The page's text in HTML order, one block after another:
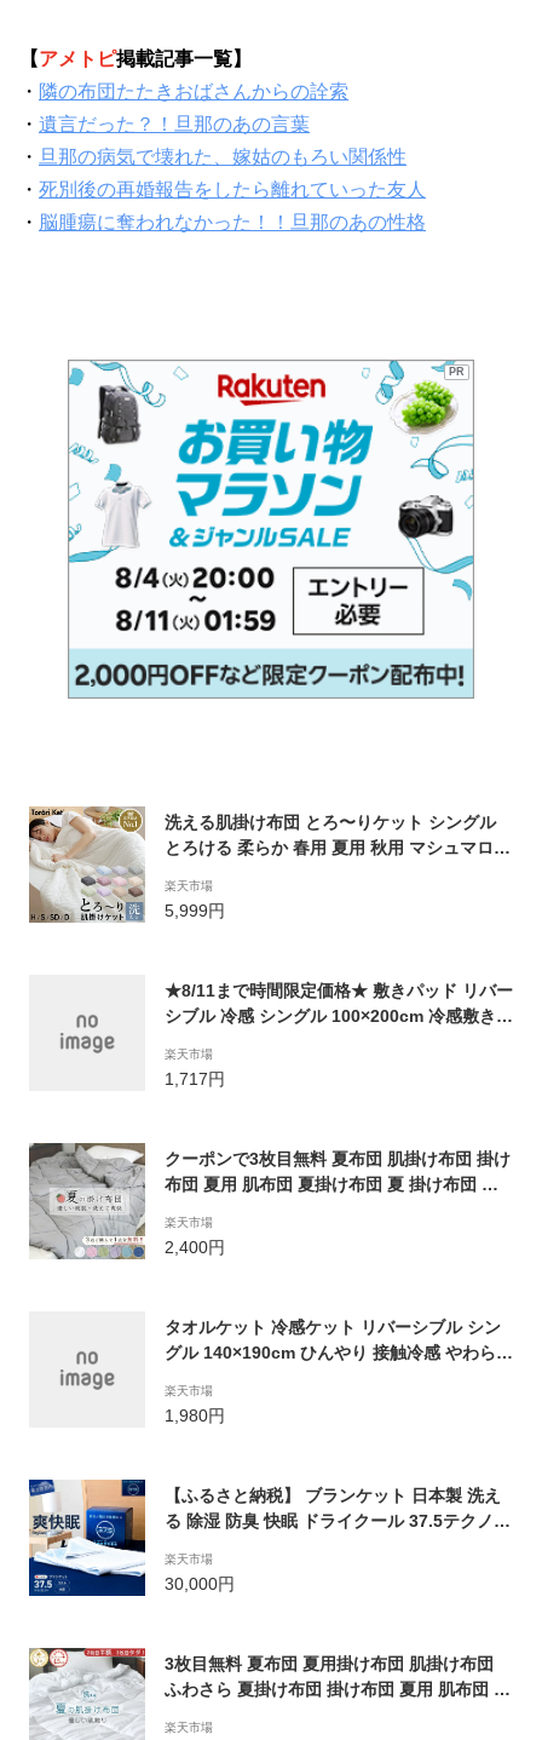
【アメトピ掲載記事一覧】
・ 隣の布団たたきおばさんからの詮索
・ 遺言だった？！旦那のあの言葉
・ 旦那の病気で壊れた、嫁姑のもろい関係性
・ 死別後の再婚報告をしたら離れていった友人
・ 脳腫瘍に奪われなかった！！旦那のあの性格
PR
洗える肌掛け布団 とろ〜りケット シングル
とろける 柔らか 春用 夏用 秋用 マシュマロケ
の方にも 肌掛け 肌布団 レーヨンケット キル
トケット とろーりケット 父の日 ギフト
楽天市場
5,999円
★8/11まで時間限定価格★ 敷きパッド リバー
シブル 冷感 シングル 100×200cm 冷感敷きパ
ッシャブル ひんやり 接触冷感 さらっと 吸水
速乾 夏 冷感マット 敷パッド 敷きパット ベッ
楽天市場
1,717円
クーポンで3枚目無料 夏布団 肌掛け布団 掛け
布団 夏用 肌布団 夏掛け布団 夏 掛け布団 ふ
ット 夏用 掛け布団 肌掛け布団 洗える 肌掛布
団 掛布団 掛ふとん 肌掛け 夏布団 掛け布団
楽天市場
2,400円
タオルケット 冷感ケット リバーシブル シン
グル 140×190cm ひんやり 接触冷感 やわらか
ケット A729
楽天市場
1,980円
【ふるさと納税】 ブランケット 日本製 洗え
る 除湿 防臭 快眠 ドライクール 37.5テクノロ
洗濯可 寝具 国産
楽天市場
30,000円
3枚目無料 夏布団 夏用掛け布団 肌掛け布団
ふわさら 夏掛け布団 掛け布団 夏用 肌布団 キ
楽天市場